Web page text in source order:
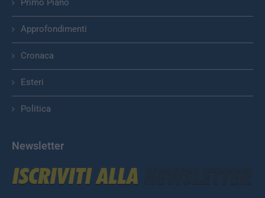
Primo Piano
Approfondimenti
Cronaca
Esteri
Politica
Newsletter